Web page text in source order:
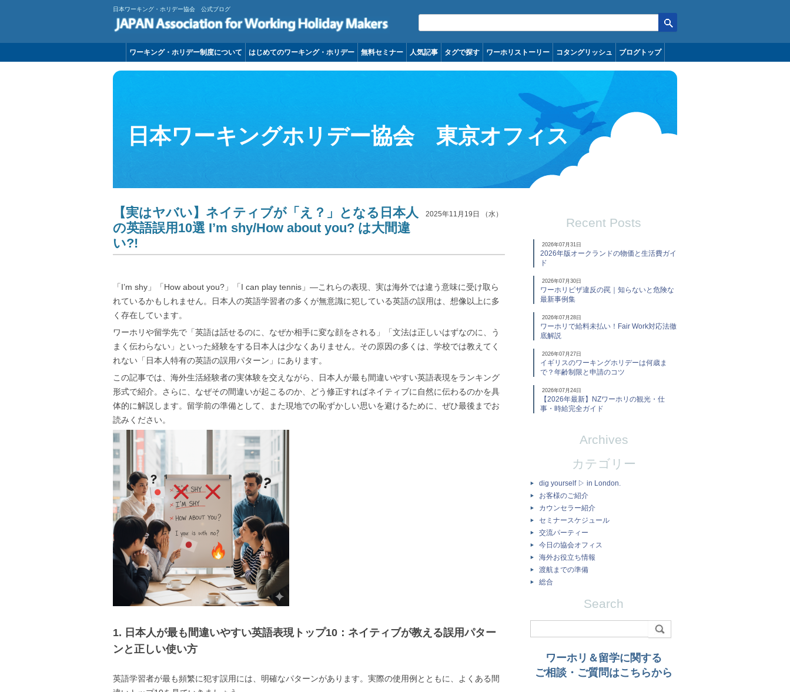
日本ワーキング・ホリデー協会 公式ブログ
コンテンツへ移動
ワーキング・ホリデー制度について はじめてのワーキング・ホリデー 無料セミナー 人気記事 タグで探す ワーホリストーリー コタングリッシュ ブログトップ
日本ワーキングホリデー協会 東京オフィス
【実はヤバい】ネイティブが「え？」となる日本人
の英語誤用10選 I’m shy/How about you? は大間違
い?!
2025年11月19日 （水）
「I’m shy」「How about you?」「I can play tennis」―これらの表現、実は海外では違う意味に受け取ら
れているかもしれません。日本人の英語学習者の多くが無意識に犯している英語の誤用は、想像以上に多
く存在しています。
ワーホリや留学先で「英語は話せるのに、なぜか相手に変な顔をされる」「文法は正しいはずなのに、う
まく伝わらない」といった経験をする日本人は少なくありません。その原因の多くは、学校では教えてく
れない「日本人特有の英語の誤用パターン」にあります。
この記事では、海外生活経験者の実体験を交えながら、日本人が最も間違いやすい英語表現をランキング
形式で紹介。さらに、なぜその間違いが起こるのか、どう修正すればネイティブに自然に伝わるのかを具
体的に解説します。留学前の準備として、また現地での恥ずかしい思いを避けるために、ぜひ最後までお
読みください。
1. 日本人が最も間違いやすい英語表現トップ10：ネイティブが教える誤用パター
ンと正しい使い方
英語学習者が最も頻繁に犯す誤用には、明確なパターンがあります。実際の使用例とともに、よくある間
Recent Posts
2026年07月31日
2026年版オークランドの物価と生活費ガイ
ド
2026年07月30日
ワーホリビザ違反の罠｜知らないと危険な
最新事例集
2026年07月28日
ワーホリで給料未払い！Fair Work対応法徹
底解説
2026年07月27日
イギリスのワーキングホリデーは何歳ま
で？年齢制限と申請のコツ
2026年07月24日
【2026年最新】NZワーホリの観光・仕
事・時給完全ガイド
Archives
カテゴリー
dig yourself ▷ in London.
お客様のご紹介
カウンセラー紹介
セミナースケジュール
交流パーティー
今日の協会オフィス
海外お役立ち情報
渡航までの準備
総合
Search
ワーホリ＆留学に関する
ご相談・ご質問はこちらから